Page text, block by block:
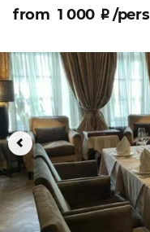
from 1 000 ₽/pers